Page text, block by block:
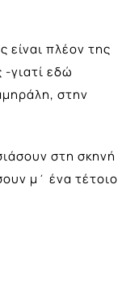
πλέον της
γιατί εδώ
στην
στη σκηνή
μ΄ ένα τέτοιο